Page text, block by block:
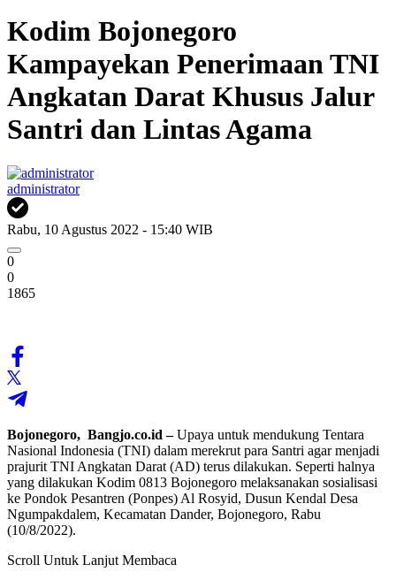
Kodim Bojonegoro
Kampayekan Penerimaan TNI
Angkatan Darat Khusus Jalur
Santri dan Lintas Agama
administrator
Rabu, 10 Agustus 2022 - 15:40 WIB
0
0
1865
Bojonegoro, Bangjo.co.id –Upaya untuk mendukung Tentara
Nasional Indonesia (TNI) dalam merekrut para Santri agar menjadi
prajurit TNI Angkatan Darat (AD) terus dilakukan. Seperti halnya
yang dilakukan Kodim 0813 Bojonegoro melaksanakan sosialisasi
ke Pondok Pesantren (Ponpes) Al Rosyid, Dusun Kendal Desa
Ngumpakdalem, Kecamatan Dander, Bojonegoro, Rabu
(10/8/2022).
Scroll Untuk Lanjut Membaca